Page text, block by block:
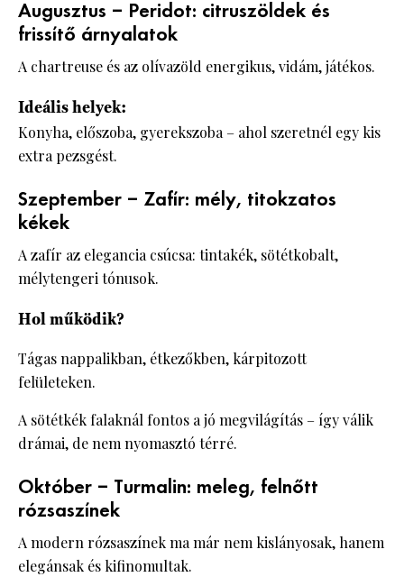
Augusztus – Peridot: citruszöldek és
frissítő árnyalatok
A chartreuse és az olívazöld energikus, vidám, játékos.
Ideális helyek:
Konyha, előszoba, gyerekszoba – ahol szeretnél egy kis
extra pezsgést.
Szeptember – Zafír: mély, titokzatos
kékek
A zafír az elegancia csúcsa: tintakék, sötétkobalt,
mélytengeri tónusok.
Hol működik?
Tágas nappalikban, étkezőkben, kárpitozott
felületeken.
A sötétkék falaknál fontos a jó megvilágítás – így válik
drámai, de nem nyomasztó térré.
Október – Turmalin: meleg, felnőtt
rózsaszínek
A modern rózsaszínek ma már nem kislányosak, hanem
elegánsak és kifinomultak.